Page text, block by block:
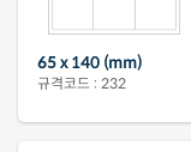
65 x 140 (mm)
규격코드 : 232